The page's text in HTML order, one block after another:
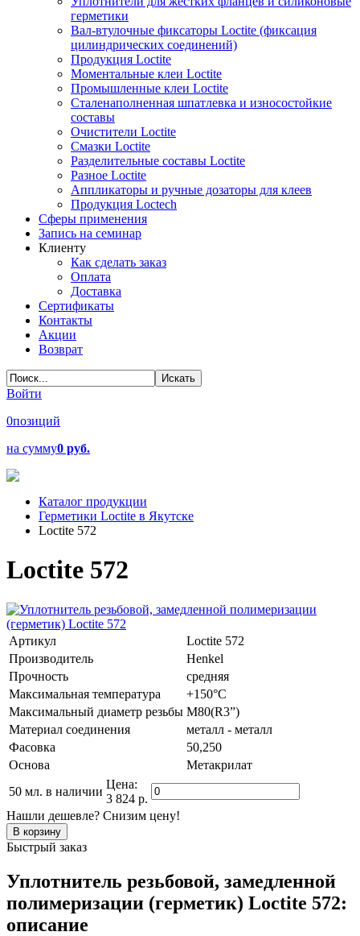
герметики
Вал-втулочные фиксаторы Loctite (фиксация
цилиндрических соединений)
Продукция Loctite
Моментальные клеи Loctite
Промышленные клеи Loctite
Сталенаполненная шпатлевка и износостойкие
составы
Очистители Loctite
Смазки Loctite
Разделительные составы Loctite
Разное Loctite
Аппликаторы и ручные дозаторы для клеев
Продукция Loctech
Сферы применения
Запись на семинар
Клиенту
Как сделать заказ
Оплата
Доставка
Сертификаты
Контакты
Акции
Возврат
Войти
0позиций
на сумму0 руб.
Каталог продукции
Герметики Loctite в Якутске
Loctite 572
Loctite 572
Артикул
Loctite 572
Производитель
Henkel
Прочность
средняя
Максимальная температура
+150°C
Максимальный диаметр резьбы M80(R3”)
Материал соединения
металл - металл
Фасовка
50,250
Основа
Метакрилат
50 мл. в наличии
Цена:
3 824 р.
Нашли дешевле? Снизим цену!
Быстрый заказ
Уплотнитель резьбовой, замедленной
полимеризации (герметик) Loctite 572:
описание